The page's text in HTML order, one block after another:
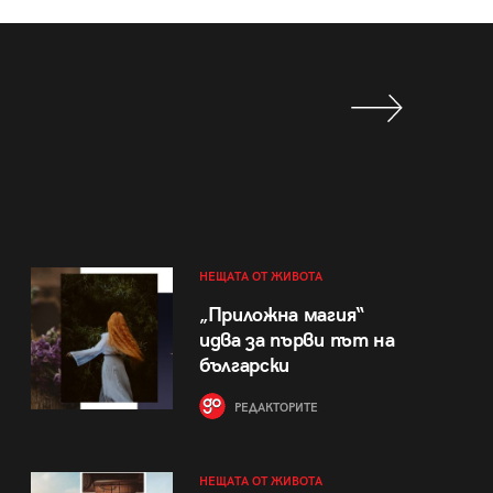
НЕЩАТА ОТ ЖИВОТА
„Приложна магия“
идва за първи път на
български
РЕДАКТОРИТЕ
НЕЩАТА ОТ ЖИВОТА